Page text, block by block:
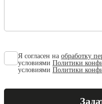
Я согласен на обработку
условиями Политики
условиями Политики